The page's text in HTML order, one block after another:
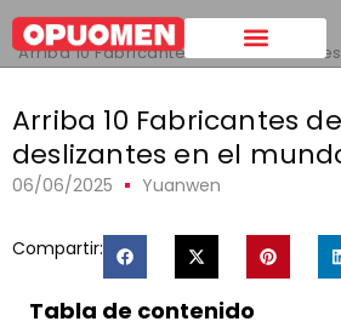
Hogar >
Arriba 10 Fabricantes de ventanas
Arriba 10 Fabricantes
deslizantes en el
06/06/2025 Yuanwen
Compartir:
Tabla de contenido